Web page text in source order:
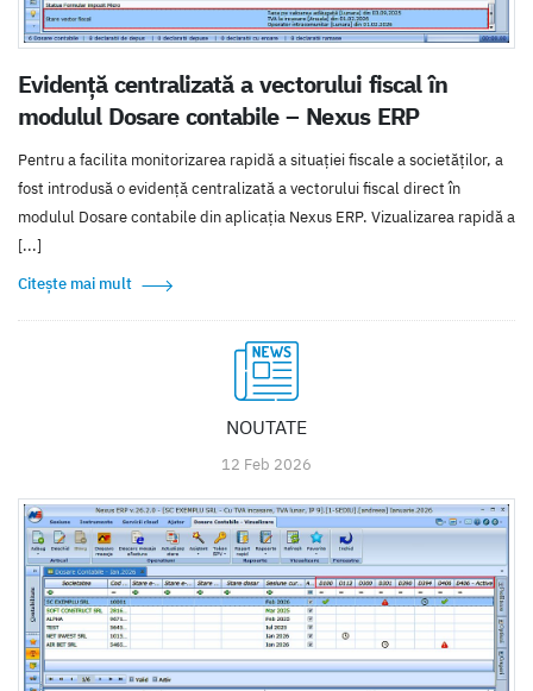
Evidență centralizată a vectorului fiscal în
modulul Dosare contabile – Nexus ERP
Pentru a facilita monitorizarea rapidă a situației fiscale a societăților, a
fost introdusă o evidență centralizată a vectorului fiscal direct în
modulul Dosare contabile din aplicația Nexus ERP. Vizualizarea rapidă a
[...]
Citește mai mult
NOUTATE
12 Feb 2026